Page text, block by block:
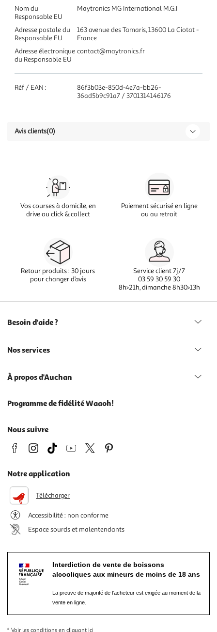
Nom du
Responsable EU
Maytronics MG International M.G.I
Adresse postale du
Responsable EU
163 avenue des Tamaris, 13600 La Ciotat -
France
Adresse électronique
du Responsable EU
contact@maytronics.fr
Réf / EAN :
86f3b03e-850d-4e7a-bb26-
36ad5b9c91a7 / 3701314146176
Avis clients(0)
Vos courses à domicile, en
drive ou click & collect
Paiement sécurisé en ligne
ou au retrait
Retour produits : 30 jours
pour changer d’avis
Service client 7j/7
03 59 30 59 30
8h>21h, dimanche 8h30>13h
Besoin d'aide ?
Nos services
À propos d'Auchan
Programme de fidélité Waaoh!
Nous suivre
Notre application
Télécharger
Accessibilité : non conforme
Espace sourds et malentendants
Interdiction de vente de boissons
alcooliques aux mineurs de moins de 18 ans
La preuve de majorité de l'acheteur est exigée au moment de la
vente en ligne.
* Voir les conditions en cliquant ici